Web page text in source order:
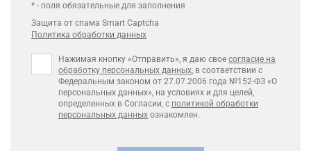
* - поля обязательные для заполнения
Защита от спама Smart Captcha
Политика обработки данных
Нажимая кнопку «Отправить», я даю свое согласие на
обработку персональных данных, в соответствии с
Федеральным законом от 27.07.2006 года №152-ФЗ «О
персональных данных», на условиях и для целей,
определенных в Согласии, с политикой обработки
персональных данных ознакомлен.